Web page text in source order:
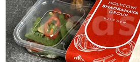
CATERERS
BLOG
TERMS
&
CONDITIONS